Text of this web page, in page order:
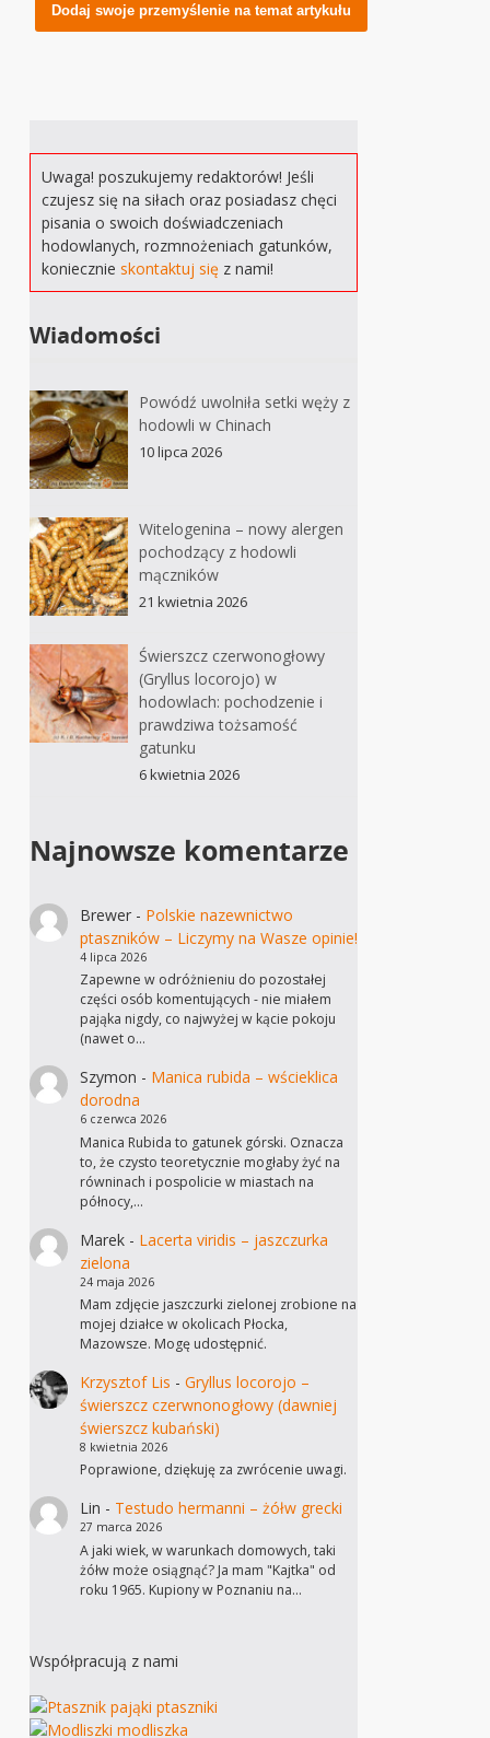
Uwaga! poszukujemy redaktorów! Jeśli
czujesz się na siłach oraz posiadasz chęci
pisania o swoich doświadczeniach
hodowlanych, rozmnożeniach gatunków,
koniecznieskontaktuj się z nami!
Wiadomości
Powódź uwolniła setki węży z
hodowli w Chinach
10 lipca 2026
Witelogenina – nowy alergen
pochodzący z hodowli
mączników
21 kwietnia 2026
Świerszcz czerwonogłowy
(Gryllus locorojo) w
hodowlach: pochodzenie i
prawdziwa tożsamość
gatunku
6 kwietnia 2026
Najnowsze komentarze
Brewer- Polskie nazewnictwo
ptaszników – Liczymy na Wasze opinie!
4 lipca 2026
Zapewne w odróżnieniu do pozostałej
części osób komentujących - nie miałem
pająka nigdy, co najwyżej w kącie pokoju
(nawet o…
Szymon - Manica rubida – wścieklica
dorodna
6 czerwca 2026
Manica Rubida to gatunek górski. Oznacza
to, że czysto teoretycznie mogłaby żyć na
równinach i pospolicie w miastach na
północy,…
Marek- Lacerta viridis – jaszczurka
zielona
24 maja 2026
Mam zdjęcie jaszczurki zielonej zrobione na
mojej działce w okolicach Płocka,
Mazowsze. Mogę udostępnić.
Krzysztof Lis - Gryllus locorojo –
świerszcz czerwnonogłowy (dawniej
świerszcz kubański)
8 kwietnia 2026
Poprawione, dziękuję za zwrócenie uwagi.
Lin - Testudo hermanni – żółw grecki
27 marca 2026
A jaki wiek, w warunkach domowych, taki
żółw może osiągnąć? Ja mam "Kajtka" od
roku 1965. Kupiony w Poznaniu na…
Współpracują z nami